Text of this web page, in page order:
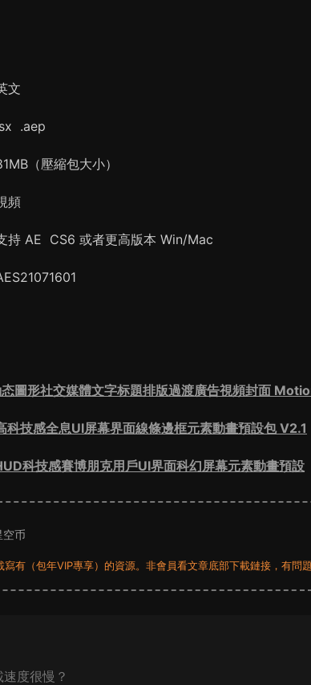
文
.aep
（壓縮包大小）
頻
持 AE CS6 或者更高版本 Win/Mac
圖形社交媒體文字标題排版過渡廣告視頻封面
技感全息UI屏幕界面線條邊框元素動畫預設包 V2.1
科技感賽博朋克用戶UI界面科幻屏幕元素動畫預設
空币
寫有（包年VIP專享）的資源。非會員看文章底部下載鏈接，有問
度很慢？